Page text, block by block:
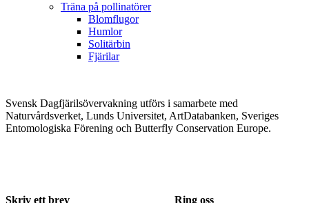
Träna på pollinatörer
Blomflugor
Humlor
Solitärbin
Fjärilar
Svensk Dagfjärilsövervakning utförs i samarbete med
Naturvårdsverket, Lunds Universitet, ArtDatabanken, Sveriges
Entomologiska Förening och Butterfly Conservation Europe.
Skriv ett brev Ring oss